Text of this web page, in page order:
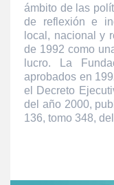
ámbito de las
de reflexión e
local, nacional y
de 1992 como
lucro. La
aprobados en
el Decreto
del año 2000,
136, tomo 348,